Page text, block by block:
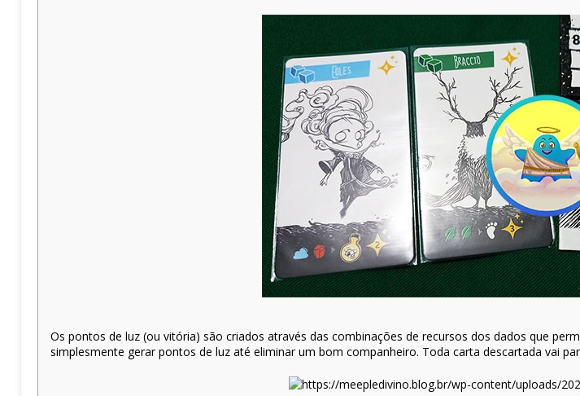
Os pontos de luz (ou vitória) são criados através das combinações de recursos dos dados que
simplesmente gerar pontos de luz até eliminar um bom companheiro. Toda carta descartada vai